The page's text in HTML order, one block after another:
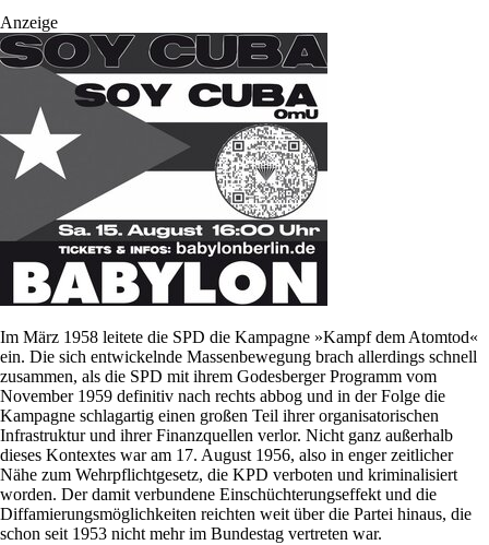
Anzeige
Im März 1958 leitete die SPD die Kampagne »Kampf dem Atomtod«
ein. Die sich entwickelnde Massenbewegung brach allerdings schnell
zusammen, als die SPD mit ihrem Godesberger Programm vom
November 1959 definitiv nach rechts abbog und in der Folge die
Kampagne schlagartig einen großen Teil ihrer organisatorischen
Infrastruktur und ihrer Finanzquellen verlor. Nicht ganz außerhalb
dieses Kontextes war am 17. August 1956, also in enger zeitlicher
Nähe zum Wehrpflichtgesetz, die KPD verboten und kriminalisiert
worden. Der damit verbundene Einschüchterungseffekt und die
Diffamierungsmöglichkeiten reichten weit über die Partei hinaus, die
schon seit 1953 nicht mehr im Bundestag vertreten war.